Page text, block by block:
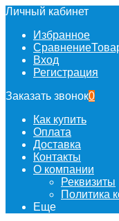
Личный кабинет
Избранное
Сравнение
Вход
Регистрация
Заказать звонок0
Как купить
Оплата
Доставка
Контакты
О компании
Реквизиты
Политика
Еще